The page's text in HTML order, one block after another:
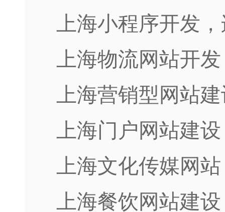
上海小程序开发
上海物流网站开
上海营销型网站
上海门户网站建
上海文化传媒网
上海餐饮网站建